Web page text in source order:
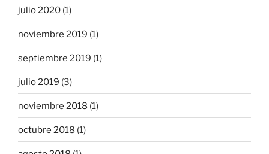
julio 2020 (1)
noviembre 2019 (1)
septiembre 2019 (1)
julio 2019 (3)
noviembre 2018 (1)
octubre 2018 (1)